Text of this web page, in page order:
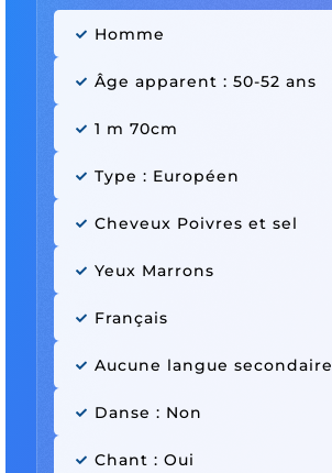
Homme
Âge apparent : 50-52 ans
1 m 70cm
Type : Européen
Cheveux Poivres et sel
Yeux Marrons
Français
Aucune langue secondaire
Danse : Non
Chant : Oui